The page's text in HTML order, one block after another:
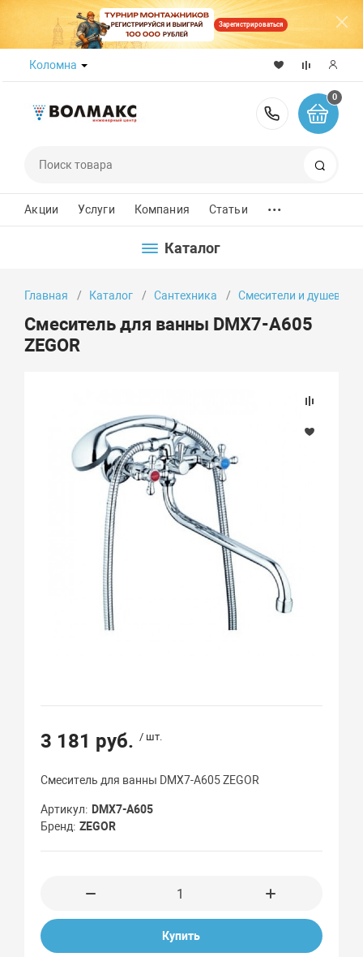
Зарегистрироваться
Коломна
8 (800)
0
Акции Услуги Компания Статьи ...
Каталог
Главная Каталог Сантехника Смесители и душевые
Смеситель для ванны DMX7-A605
ZEGOR
3 181 руб. / шт.
Смеситель для ванны DMX7-A605 ZEGOR
Артикул
DMX7-A605
Бренд ZEGOR
Купить